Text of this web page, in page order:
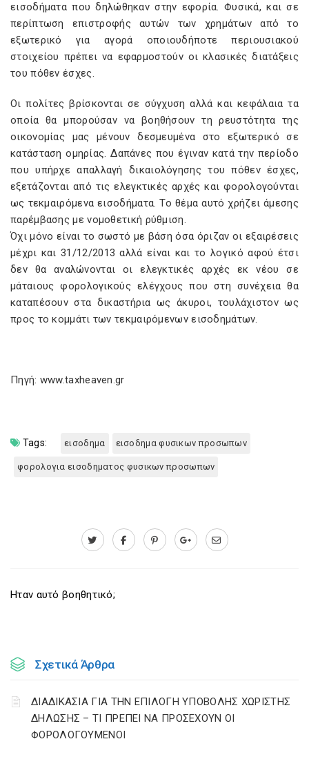
εισοδήματα που δηλώθηκαν στην εφορία. Φυσικά, και σε
περίπτωση επιστροφής αυτών των χρημάτων από το
εξωτερικό για αγορά οποιουδήποτε περιουσιακού
στοιχείου πρέπει να εφαρμοστούν οι κλασικές διατάξεις
του πόθεν έσχες.
Οι πολίτες βρίσκονται σε σύγχυση αλλά και κεφάλαια τα
οποία θα μπορούσαν να βοηθήσουν τη ρευστότητα της
οικονομίας μας μένουν δεσμευμένα στο εξωτερικό σε
κατάσταση ομηρίας. Δαπάνες που έγιναν κατά την περίοδο
που υπήρχε απαλλαγή δικαιολόγησης του πόθεν έσχες,
εξετάζονται από τις ελεγκτικές αρχές και φορολογούνται
ως τεκμαιρόμενα εισοδήματα. Το θέμα αυτό χρήζει άμεσης
παρέμβασης με νομοθετική ρύθμιση.
Όχι μόνο είναι το σωστό με βάση όσα όριζαν οι εξαιρέσεις
μέχρι και 31/12/2013 αλλά είναι και το λογικό αφού έτσι
δεν θα αναλώνονται οι ελεγκτικές αρχές εκ νέου σε
μάταιους φορολογικούς ελέγχους που στη συνέχεια θα
καταπέσουν στα δικαστήρια ως άκυροι, τουλάχιστον ως
προς το κομμάτι των τεκμαιρόμενων εισοδημάτων.
Πηγή: www.taxheaven.gr
Tags: εισοδημα εισοδημα φυσικων προσωπων
φορολογια εισοδηματος φυσικων προσωπων
Ηταν αυτό βοηθητικό;
Σχετικά Άρθρα
ΔΙΑΔΙΚΑΣΙΑ ΓΙΑ ΤΗΝ ΕΠΙΛΟΓΗ ΥΠΟΒΟΛΗΣ ΧΩΡΙΣΤΗΣ
ΔΗΛΩΣΗΣ – ΤΙ ΠΡΕΠΕΙ ΝΑ ΠΡΟΣΕΧΟΥΝ ΟΙ
ΦΟΡΟΛΟΓΟΥΜΕΝΟΙ